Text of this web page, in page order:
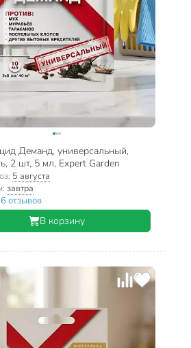
Деманд, универсальный,
2 шт, 5 мл, Expert Garden
5 августа
завтра
отзывов
В корзину